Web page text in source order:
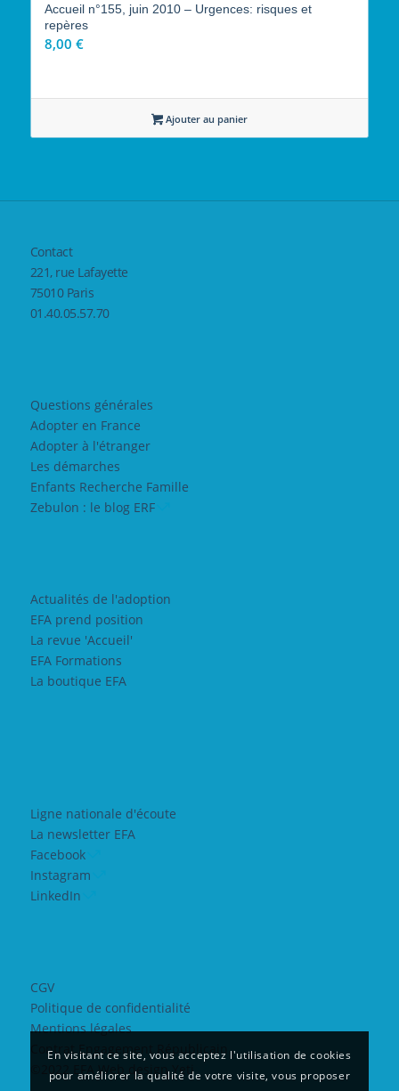
Accueil n°155, juin 2010 – Urgences: risques et
repères
8,00 €
Ajouter au panier
Contact
221, rue Lafayette
75010 Paris
01.40.05.57.70
Questions générales
Adopter en France
Adopter à l'étranger
Les démarches
Enfants Recherche Famille
Zebulon : le blog ERF
Actualités de l'adoption
EFA prend position
La revue 'Accueil'
EFA Formations
La boutique EFA
Ligne nationale d'écoute
La newsletter EFA
Facebook
Instagram
LinkedIn
CGV
Politique de confidentialité
Mentions légales
Contrat Engagement Républicain
©2022 EFA Web design Yeti
En visitant ce site, vous acceptez l'utilisation de cookies
pour améliorer la qualité de votre visite, vous proposer